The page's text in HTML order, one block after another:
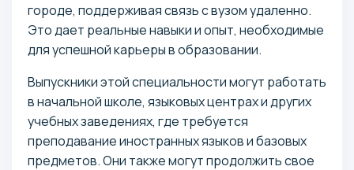
городе, поддерживая связь с вузом удаленно.
Это дает реальные навыки и опыт, необходимые
для успешной карьеры в образовании.
Выпускники этой специальности могут работать
в начальной школе, языковых центрах и других
учебных заведениях, где требуется
преподавание иностранных языков и базовых
предметов. Они также могут продолжить свое